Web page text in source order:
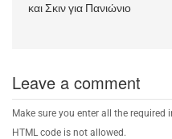
και Σκιν για Πανιώνιο
Leave a comment
Make sure you enter all the
HTML code is not allowed.